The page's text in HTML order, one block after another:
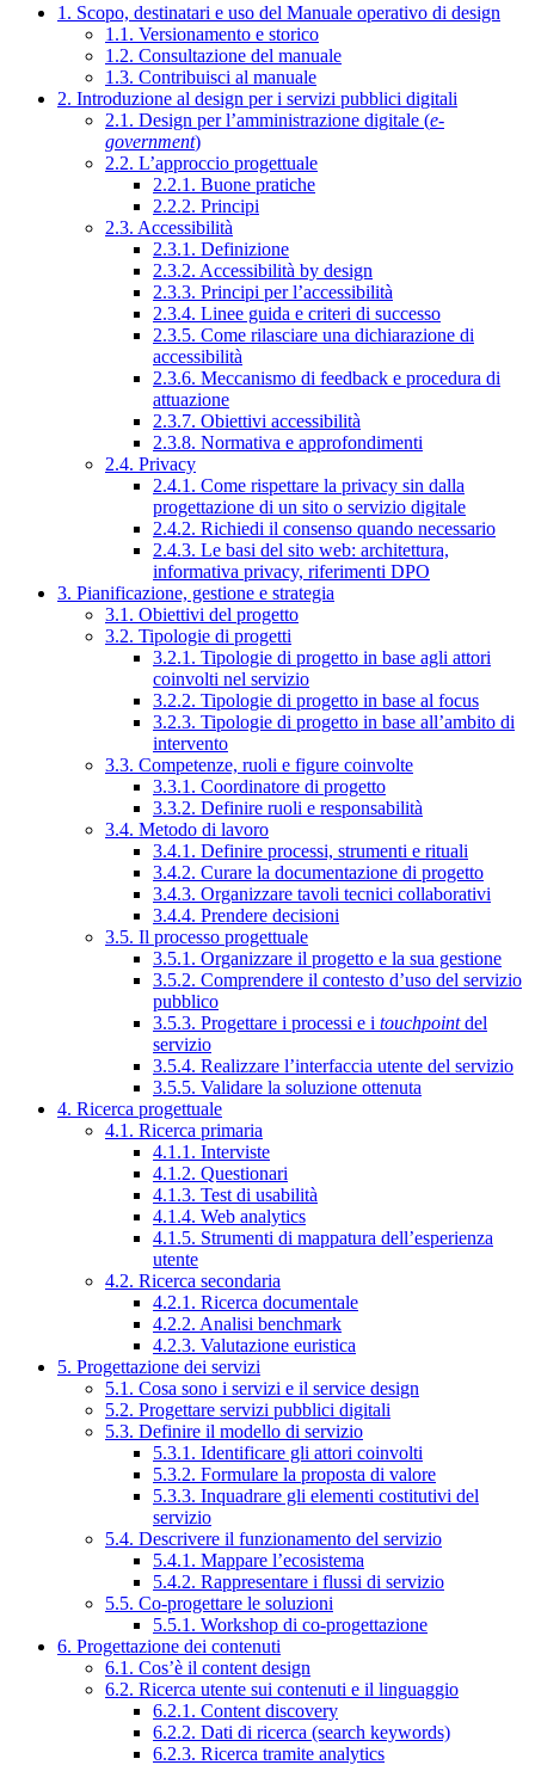
1. Scopo, destinatari e uso del Manuale operativo di design
1.1. Versionamento e storico
1.2. Consultazione del manuale
1.3. Contribuisci al manuale
2. Introduzione al design per i servizi pubblici digitali
2.1. Design per l’amministrazione digitale (e-
government)
2.2. L’approccio progettuale
2.2.1. Buone pratiche
2.2.2. Principi
2.3. Accessibilità
2.3.1. Definizione
2.3.2. Accessibilità by design
2.3.3. Principi per l’accessibilità
2.3.4. Linee guida e criteri di successo
2.3.5. Come rilasciare una dichiarazione di
accessibilità
2.3.6. Meccanismo di feedback e procedura di
attuazione
2.3.7. Obiettivi accessibilità
2.3.8. Normativa e approfondimenti
2.4. Privacy
2.4.1. Come rispettare la privacy sin dalla
progettazione di un sito o servizio digitale
2.4.2. Richiedi il consenso quando necessario
2.4.3. Le basi del sito web: architettura,
informativa privacy, riferimenti DPO
3. Pianificazione, gestione e strategia
3.1. Obiettivi del progetto
3.2. Tipologie di progetti
3.2.1. Tipologie di progetto in base agli attori
coinvolti nel servizio
3.2.2. Tipologie di progetto in base al focus
3.2.3. Tipologie di progetto in base all’ambito di
intervento
3.3. Competenze, ruoli e figure coinvolte
3.3.1. Coordinatore di progetto
3.3.2. Definire ruoli e responsabilità
3.4. Metodo di lavoro
3.4.1. Definire processi, strumenti e rituali
3.4.2. Curare la documentazione di progetto
3.4.3. Organizzare tavoli tecnici collaborativi
3.4.4. Prendere decisioni
3.5. Il processo progettuale
3.5.1. Organizzare il progetto e la sua gestione
3.5.2. Comprendere il contesto d’uso del servizio
pubblico
3.5.3. Progettare i processi e i touchpointdel
servizio
3.5.4. Realizzare l’interfaccia utente del servizio
3.5.5. Validare la soluzione ottenuta
4. Ricerca progettuale
4.1. Ricerca primaria
4.1.1. Interviste
4.1.2. Questionari
4.1.3. Test di usabilità
4.1.4. Web analytics
4.1.5. Strumenti di mappatura dell’esperienza
utente
4.2. Ricerca secondaria
4.2.1. Ricerca documentale
4.2.2. Analisi benchmark
4.2.3. Valutazione euristica
5. Progettazione dei servizi
5.1. Cosa sono i servizi e il service design
5.2. Progettare servizi pubblici digitali
5.3. Definire il modello di servizio
5.3.1. Identificare gli attori coinvolti
5.3.2. Formulare la proposta di valore
5.3.3. Inquadrare gli elementi costitutivi del
servizio
5.4. Descrivere il funzionamento del servizio
5.4.1. Mappare l’ecosistema
5.4.2. Rappresentare i flussi di servizio
5.5. Co-progettare le soluzioni
5.5.1. Workshop di co-progettazione
6. Progettazione dei contenuti
6.1. Cos’è il content design
6.2. Ricerca utente sui contenuti e il linguaggio
6.2.1. Content discovery
6.2.2. Dati di ricerca (search keywords)
6.2.3. Ricerca tramite analytics